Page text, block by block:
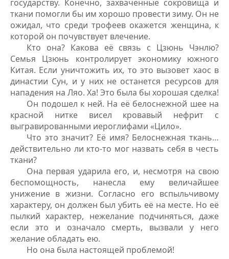
государству. Конечно, захваченные сокровища и
ткани помогли бы им хорошо провести зиму. Он не
ожидал, что среди трофеев окажется женщина, к
которой он почувствует влечение.
Кто она? Какова её связь с Цзюнь Чэнлю?
Семья Цзюнь контролирует экономику южного
Китая. Если уничтожить их, то это вызовет хаос в
династии Сун, и у них не останется ресурсов для
нападения на Ляо. Ха! Это была бы хорошая сделка!
Он подошел к ней. На её белоснежной шее на
красной нитке висел кровавый нефрит с
выгравированными иероглифами «Цило».
Что это значит? Её имя? Белоснежная ткань…
действительно ли кто-то мог назвать себя в честь
ткани?
Она первая ударила его, и, несмотря на свою
беспомощность, нанесла ему величайшее
унижение в жизни. Согласно его вспыльчивому
характеру, он должен был убить её на месте. Но её
пылкий характер, нежелание подчиняться, даже
если это и означало смерть, вызвали у него
желание обладать ею.
Но она была настоящей проблемой!